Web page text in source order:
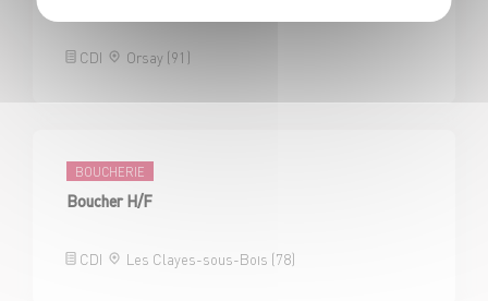
CDI Orsay (91)
BOUCHERIE
Boucher H/F
CDI Les Clayes-sous-Bois (78)